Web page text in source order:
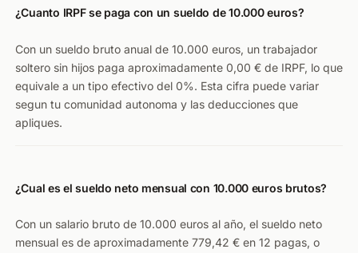
¿Cuanto IRPF se paga con un sueldo de 10.000 euros?
Con un sueldo bruto anual de 10.000 euros, un trabajador
soltero sin hijos paga aproximadamente 0,00 € de IRPF, lo que
equivale a un tipo efectivo del 0%. Esta cifra puede variar
segun tu comunidad autonoma y las deducciones que
apliques.
¿Cual es el sueldo neto mensual con 10.000 euros brutos?
Con un salario bruto de 10.000 euros al año, el sueldo neto
mensual es de aproximadamente 779,42 € en 12 pagas, o